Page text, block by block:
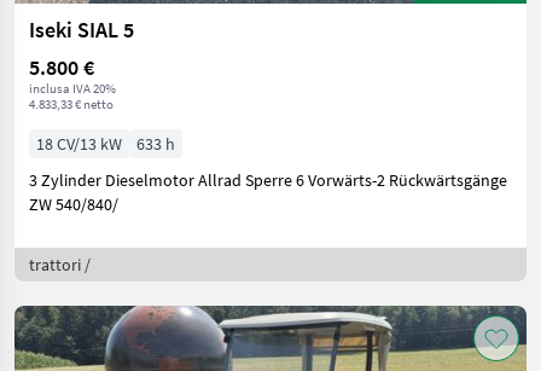
Iseki SIAL 5
5.800 €
inclusa IVA 20%
4.833,33 € netto
18 CV/13 kW
633 h
3 Zylinder Dieselmotor Allrad Sperre 6 Vorwärts-2 Rückwärtsgänge
ZW 540/840/
trattori /